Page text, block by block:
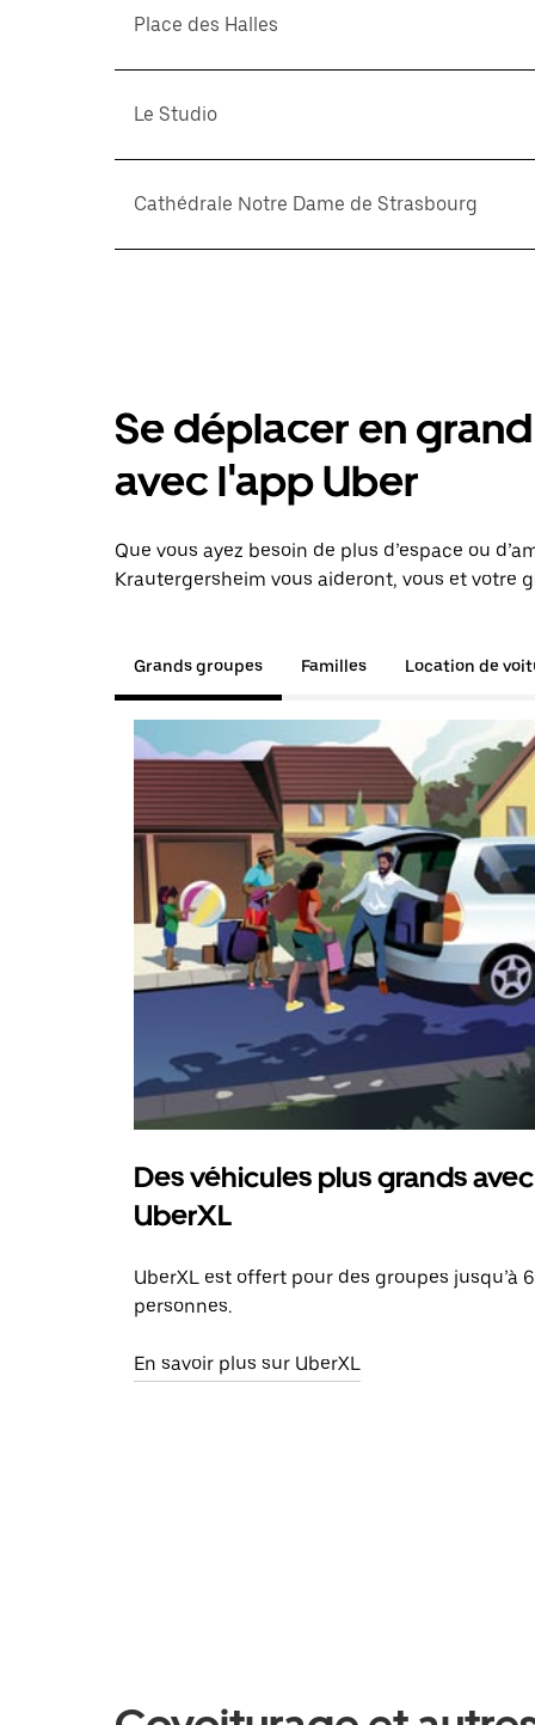
Place des Halles
Le Studio
Cathédrale Notre Dame de Strasbourg
Se déplacer en
avec l'app Uber
Que vous ayez besoin de plus d’espace ou
Krautergersheim vous aideront, vous et votre
Grands groupes Familles Location de
Des véhicules plus grands avec
UberXL
UberXL est offert pour des groupes jusqu’à 6
personnes.
En savoir plus sur UberXL